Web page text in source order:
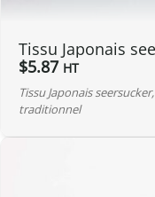
Tissu Japonais
$5.87 HT
Tissu Japonais
traditionnel